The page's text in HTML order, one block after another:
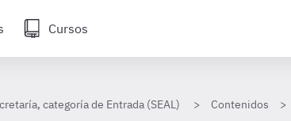
Cursos
categoría de Entrada (SEAL) Contenidos